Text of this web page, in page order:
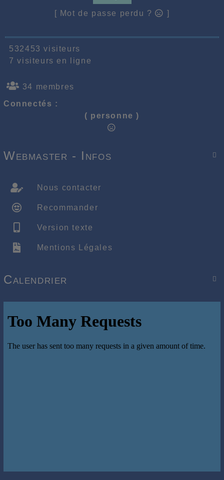
[ Mot de passe perdu ? ]
532453 visiteurs
7 visiteurs en ligne
34 membres
Connectés :
( personne )

Webmaster - Infos
Nous contacter
Recommander
Version texte
Mentions Légales

Calendrier